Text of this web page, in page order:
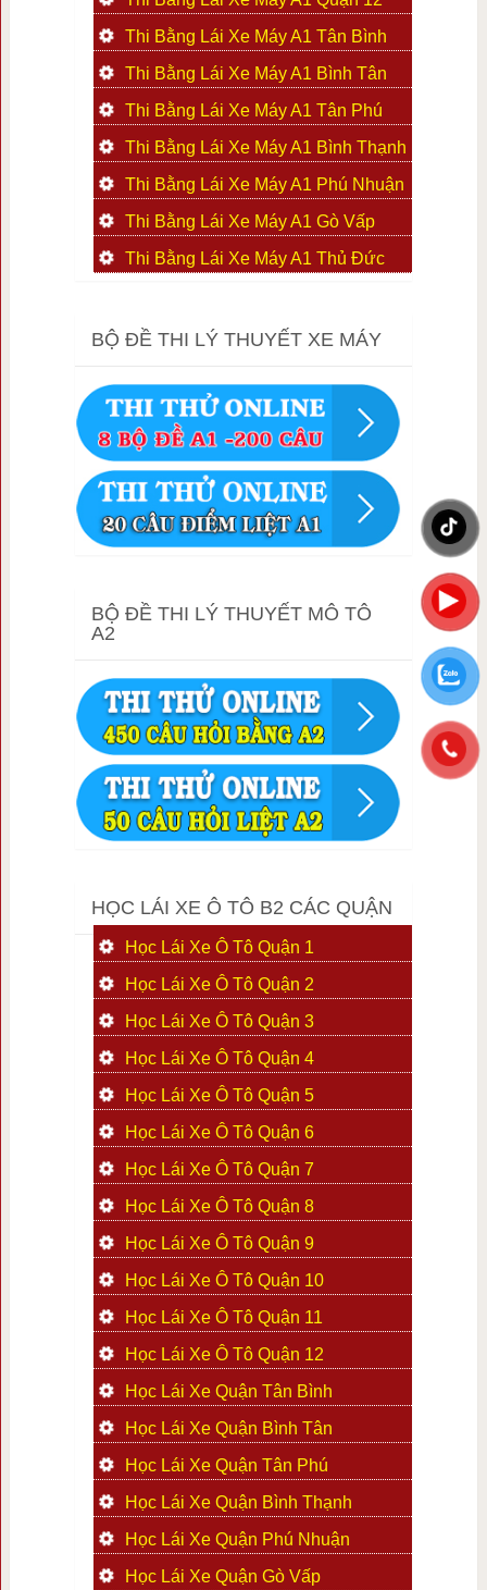
Thi Bằng Lái Xe Máy A1 Tân Bình
Thi Bằng Lái Xe Máy A1 Bình Tân
Thi Bằng Lái Xe Máy A1 Tân Phú
Thi Bằng Lái Xe Máy A1 Bình Thạnh
Thi Bằng Lái Xe Máy A1 Phú Nhuận
Thi Bằng Lái Xe Máy A1 Gò Vấp
Thi Bằng Lái Xe Máy A1 Thủ Đức
BỘ ĐỀ THI LÝ THUYẾT XE MÁY
BỘ ĐỀ THI LÝ THUYẾT MÔ TÔ
A2
HỌC LÁI XE Ô TÔ B2 CÁC QUẬN
Học Lái Xe Ô Tô Quận 1
Học Lái Xe Ô Tô Quận 2
Học Lái Xe Ô Tô Quận 3
Học Lái Xe Ô Tô Quận 4
Học Lái Xe Ô Tô Quận 5
Học Lái Xe Ô Tô Quận 6
Học Lái Xe Ô Tô Quận 7
Học Lái Xe Ô Tô Quận 8
Học Lái Xe Ô Tô Quận 9
Học Lái Xe Ô Tô Quận 10
Học Lái Xe Ô Tô Quận 11
Học Lái Xe Ô Tô Quận 12
Học Lái Xe Quận Tân Bình
Học Lái Xe Quận Bình Tân
Học Lái Xe Quận Tân Phú
Học Lái Xe Quận Bình Thạnh
Học Lái Xe Quận Phú Nhuận
Học Lái Xe Quận Gò Vấp